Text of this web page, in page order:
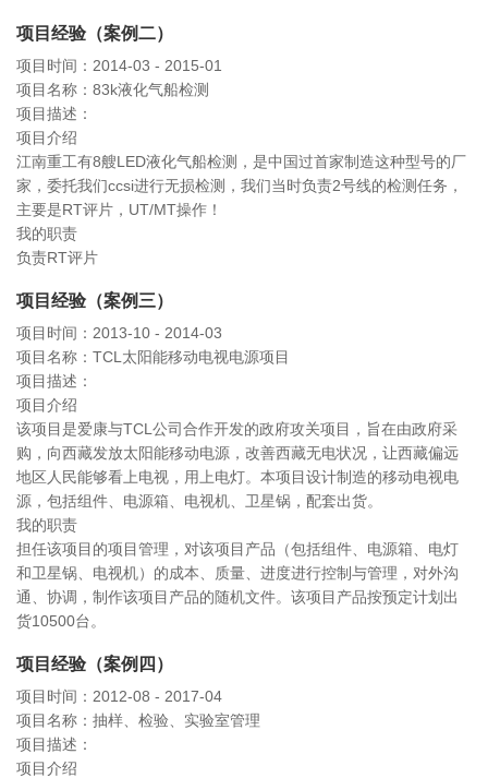
项目经验（案例二）
项目时间：2014-03 - 2015-01
项目名称：83k液化气船检测
项目描述：
项目介绍
江南重工有8艘LED液化气船检测，是中国过首家制造这种型号的厂
家，委托我们ccsi进行无损检测，我们当时负责2号线的检测任务，
主要是RT评片，UT/MT操作！
我的职责
负责RT评片
项目经验（案例三）
项目时间：2013-10 - 2014-03
项目名称：TCL太阳能移动电视电源项目
项目描述：
项目介绍
该项目是爱康与TCL公司合作开发的政府攻关项目，旨在由政府采
购，向西藏发放太阳能移动电源，改善西藏无电状况，让西藏偏远
地区人民能够看上电视，用上电灯。本项目设计制造的移动电视电
源，包括组件、电源箱、电视机、卫星锅，配套出货。
我的职责
担任该项目的项目管理，对该项目产品（包括组件、电源箱、电灯
和卫星锅、电视机）的成本、质量、进度进行控制与管理，对外沟
通、协调，制作该项目产品的随机文件。该项目产品按预定计划出
货10500台。
项目经验（案例四）
项目时间：2012-08 - 2017-04
项目名称：抽样、检验、实验室管理
项目描述：
项目介绍